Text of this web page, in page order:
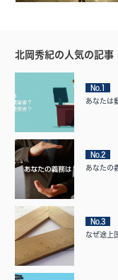
北岡秀紀の人気の記事
No.1
あなたは
No.2
あなたの
No.3
なぜ途上